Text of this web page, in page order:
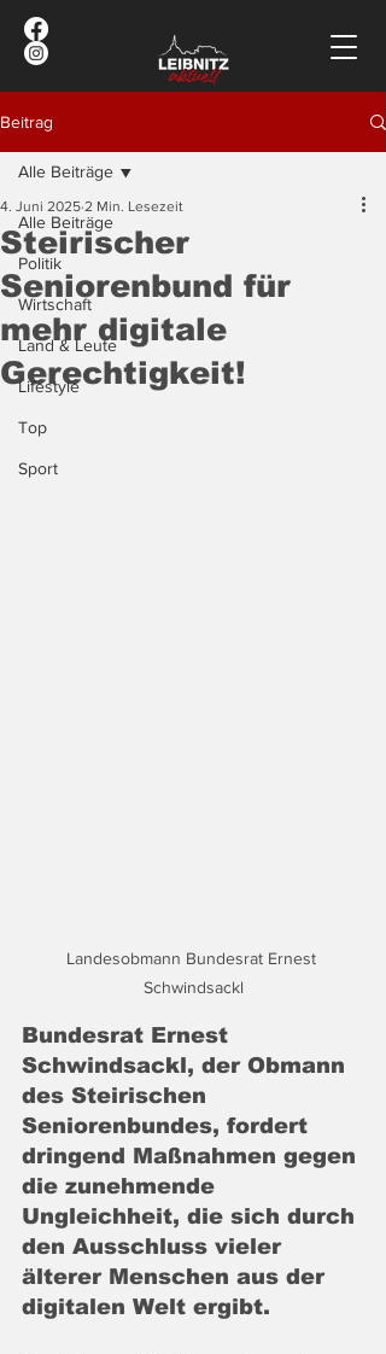
Beitrag
Alle Beiträge
Politik
Wirtschaft
Land & Leute
Lifestyle
Top
Sport
Alle Beiträge
Steirischer
Seniorenbund für
mehr digitale
Gerechtigkeit!
4. Juni 2025 2 Min. Lesezeit
Landesobmann Bundesrat Ernest
Schwindsackl
Bundesrat Ernest
Schwindsackl, der Obmann
des Steirischen
Seniorenbundes, fordert
dringend Maßnahmen gegen
die zunehmende
Ungleichheit, die sich durch
den Ausschluss vieler
älterer Menschen aus der
digitalen Welt ergibt.